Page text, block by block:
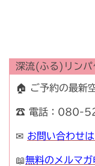
深流(ふる)リン
🏠 ご予約の最新
☎ 電話：080-
✉ お問い合わせ
📖無料のメルマ